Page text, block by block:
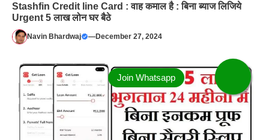
Stashfin Credit line Card : वाह कमाल है : बिना ब्याज लिजिये
Urgent 5 लाख लोन घर बैठे
Navin Bhardwaj —December 27, 2024